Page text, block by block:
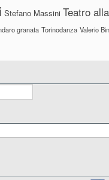
Stefano Massini Teatro
granata Torinodanza Valerio